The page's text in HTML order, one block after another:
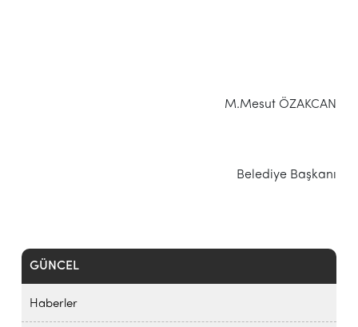
GÜNCEL
Haberler
M.Mesut ÖZAKCAN
Belediye Başkanı